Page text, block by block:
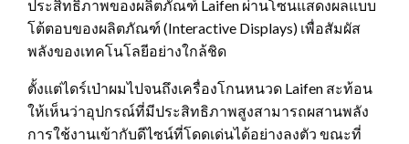
ประสิทธิภาพของผลิตภัณฑ์ Laifen ผ่านโซนแสดงผลแบบ
โต้ตอบของผลิตภัณฑ์ (Interactive Displays) เพื่อสัมผัส
พลังของเทคโนโลยีอย่างใกล้ชิด
ตั้งแต่ไดร์เป่าผมไปจนถึงเครื่องโกนหนวด Laifen สะท้อน
ให้เห็นว่าอุปกรณ์ที่มีประสิทธิภาพสูงสามารถผสานพลัง
การใช้งานเข้ากับดีไซน์ที่โดดเด่นได้อย่างลงตัว ขณะที่